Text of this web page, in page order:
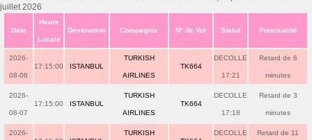
juillet 2026
Date
Heure
Locale
Destination Compagnie N° de Vol Statut Ponctualité
2026-
08-08
17:15:00 ISTANBUL
TURKISH
AIRLINES
TK664
DECOLLE
17:21
Retard de 6
minutes
2026-
08-07
17:15:00 ISTANBUL
TURKISH
AIRLINES
TK664
DECOLLE
17:18
Retard de 3
minutes
2026- TURKISH DECOLLE Retard de 11